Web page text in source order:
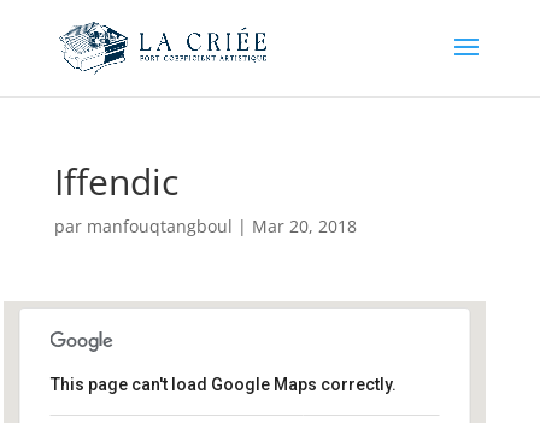
Iffendic
par manfouqtangboul | Mar 20, 2018
This page can't load Google Maps correctly.